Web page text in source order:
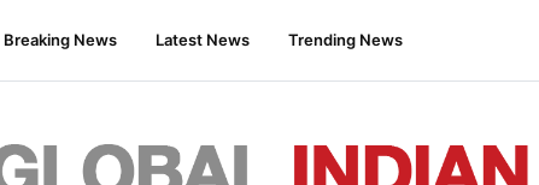
Breaking News
Latest News Trending News